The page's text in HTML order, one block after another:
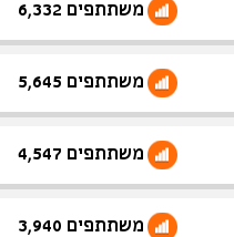
משתתפים 6,332
משתתפים 5,645
משתתפים 4,547
משתתפים 3,940